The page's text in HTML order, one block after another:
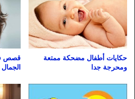
حكايات أطفال مضحكة ممتعة
ومحرجة جدا
قصص
الجمال